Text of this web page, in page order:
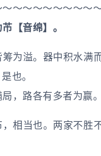
～～～～～～～～
【音绵】。
筹为溢。器中积水满
也。
，路各有多者为赢。
，相当也。两家不胜